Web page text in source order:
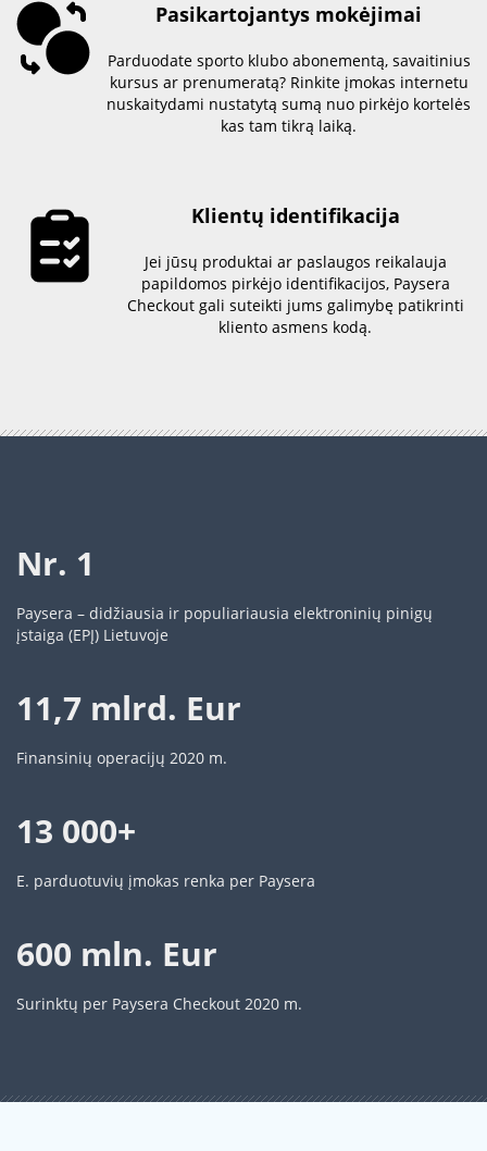
Pasikartojantys mokėjimai
Parduodate sporto klubo abonementą, savaitinius
kursus ar prenumeratą? Rinkite įmokas internetu
nuskaitydami nustatytą sumą nuo pirkėjo kortelės
kas tam tikrą laiką.
Klientų identifikacija
Jei jūsų produktai ar paslaugos reikalauja
papildomos pirkėjo identifikacijos, Paysera
Checkout gali suteikti jums galimybę patikrinti
kliento asmens kodą.
Nr. 1
Paysera – didžiausia ir populiariausia elektroninių pinigų
įstaiga (EPĮ) Lietuvoje
11,7 mlrd. Eur
Finansinių operacijų 2020 m.
13 000+
E. parduotuvių įmokas renka per Paysera
600 mln. Eur
Surinktų per Paysera Checkout 2020 m.